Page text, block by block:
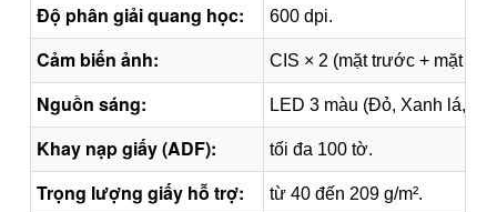
Độ phân giải quang học: 600 dpi.
Cảm biến ảnh: CIS × 2 (mặt trước + mặt
Nguồn sáng: LED 3 màu (Đỏ, Xanh lá,
Khay nạp giấy (ADF): tối đa 100 tờ.
Trọng lượng giấy hỗ trợ: từ 40 đến 209 g/m².